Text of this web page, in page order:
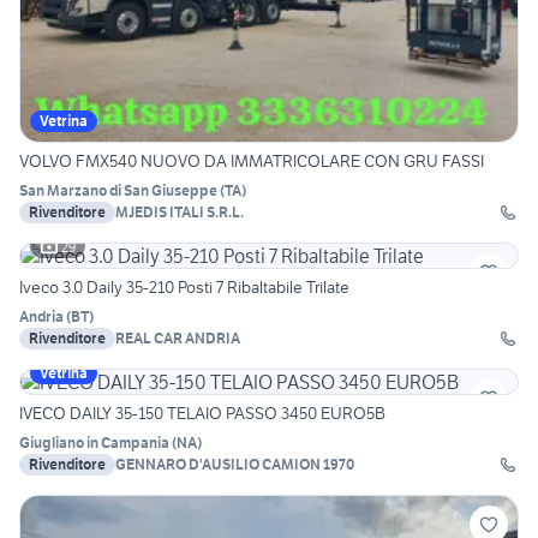
Vetrina
VOLVO FMX540 NUOVO DA IMMATRICOLARE CON GRU FASSI
San Marzano di San Giuseppe(TA)
Rivenditore MJEDIS ITALI S.R.L.
29
Iveco 3.0 Daily 35-210 Posti 7 Ribaltabile Trilate
Andria (BT)
Rivenditore REAL CAR ANDRIA
Vetrina
IVECO DAILY 35-150 TELAIO PASSO 3450 EURO5B
Giugliano in Campania (NA)
Rivenditore GENNARO D'AUSILIO CAMION 1970